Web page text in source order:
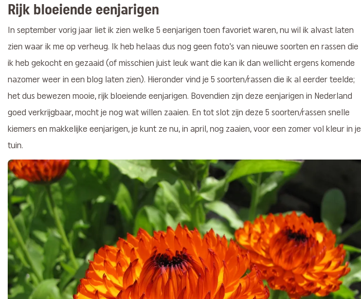
Rijk bloeiende eenjarigen
In september vorig jaar liet ik zien welke 5 eenjarigen toen favoriet waren, nu wil ik alvast laten
zien waar ik me op verheug. Ik heb helaas dus nog geen foto’s van nieuwe soorten en rassen die
ik heb gekocht en gezaaid (of misschien juist leuk want die kan ik dan wellicht ergens komende
nazomer weer in een blog laten zien). Hieronder vind je 5 soorten/rassen die ik al eerder teelde;
het dus bewezen mooie, rijk bloeiende eenjarigen. Bovendien zijn deze eenjarigen in Nederland
goed verkrijgbaar, mocht je nog wat willen zaaien. En tot slot zijn deze 5 soorten/rassen snelle
kiemers en makkelijke eenjarigen, je kunt ze nu, in april, nog zaaien, voor een zomer vol kleur in je
tuin.